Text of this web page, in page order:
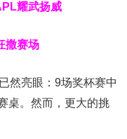
耀武扬威
撒赛场
然亮眼：9场奖杯赛中
桌。然而，更大的挑